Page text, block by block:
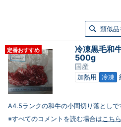
類似品
定番おすすめ
冷凍黒毛和
500g
国産
加熱用 冷凍
A4.5ランクの和牛の小間切り落とし
※すべてのコメントを読む場合はこち